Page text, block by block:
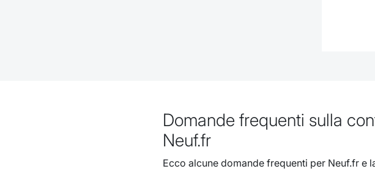
Domande frequenti sulla
Neuf.fr
Ecco alcune domande frequenti per Neuf.fr